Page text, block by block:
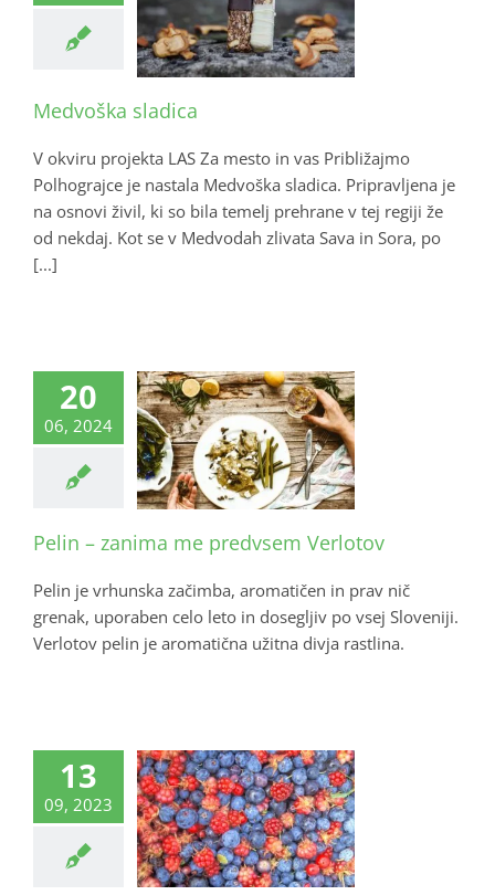
Medvoška sladica
V okviru projekta LAS Za mesto in vas Približajmo
Polhograjce je nastala Medvoška sladica. Pripravljena je
na osnovi živil, ki so bila temelj prehrane v tej regiji že
od nekdaj. Kot se v Medvodah zlivata Sava in Sora, po
[...]
20
06, 2024
Pelin – zanima me predvsem Verlotov
Pelin je vrhunska začimba, aromatičen in prav nič
grenak, uporaben celo leto in dosegljiv po vsej Sloveniji.
Verlotov pelin je aromatična užitna divja rastlina.
13
09, 2023